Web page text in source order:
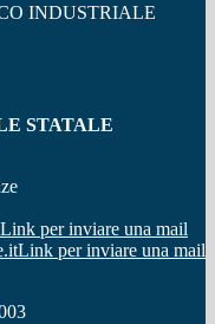
INDUSTRIALE
STATALE
Link per inviare una mail
Link per inviare una mail